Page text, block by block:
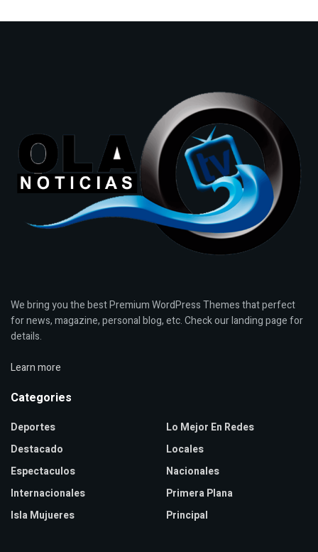
We bring you the best Premium WordPress Themes that perfect
for news, magazine, personal blog, etc. Check our landing page for
details.
Learn more
Categories
Deportes
Destacado
Espectaculos
Internacionales
Isla Mujueres
Lo Mejor En Redes
Locales
Nacionales
Primera Plana
Principal